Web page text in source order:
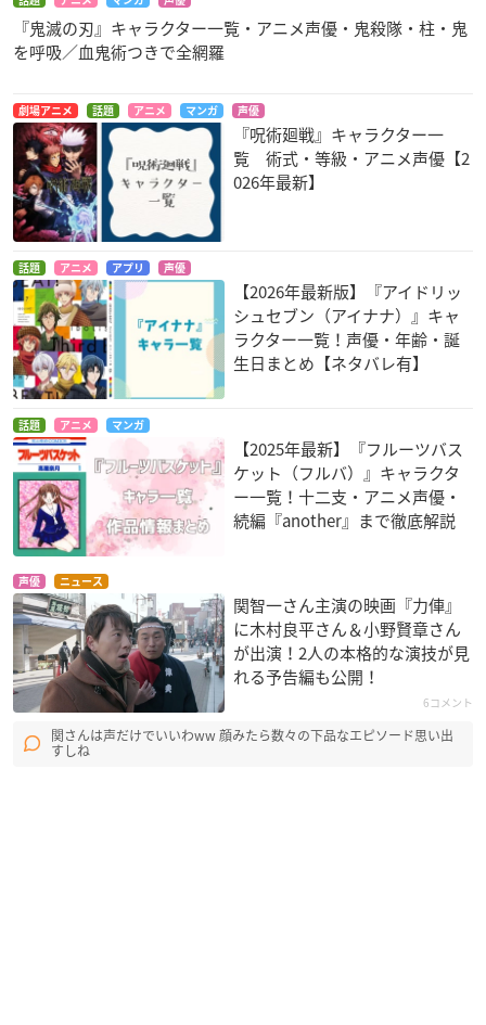
『鬼滅の刃』キャラクター一覧・アニメ声優・鬼殺隊・柱・鬼
を呼吸／血鬼術つきで全網羅
劇場アニメ 話題 アニメ マンガ 声優
『呪術廻戦』キャラクター一
覧 術式・等級・アニメ声優【2
026年最新】
話題 アニメ アプリ 声優
【2026年最新版】『アイドリッ
シュセブン（アイナナ）』キャ
ラクター一覧！声優・年齢・誕
生日まとめ【ネタバレ有】
話題 アニメ マンガ
【2025年最新】『フルーツバス
ケット（フルバ）』キャラクタ
ー一覧！十二支・アニメ声優・
続編『another』まで徹底解説
声優 ニュース
関智一さん主演の映画『力俥』
に木村良平さん＆小野賢章さん
が出演！2人の本格的な演技が見
れる予告編も公開！
6コメント
関さんは声だけでいいわww 顔みたら数々の下品なエピソード思い出
すしね